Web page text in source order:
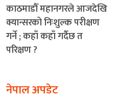
काठमाडौँ महानगरले आजदेखि
क्यान्सरको निःशुल्क परीक्षण
गर्ने ; कहाँ कहाँ गर्दैछ त
परिक्षण ?
नेपाल अपडेट